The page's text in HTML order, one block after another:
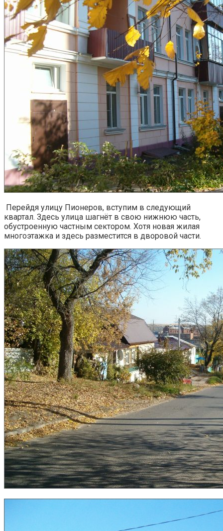
Перейдя улицу Пионеров, вступим в следующий
квартал. Здесь улица шагнёт в свою нижнюю часть,
обустроенную частным сектором. Хотя новая жилая
многоэтажка и здесь разместится в дворовой части.